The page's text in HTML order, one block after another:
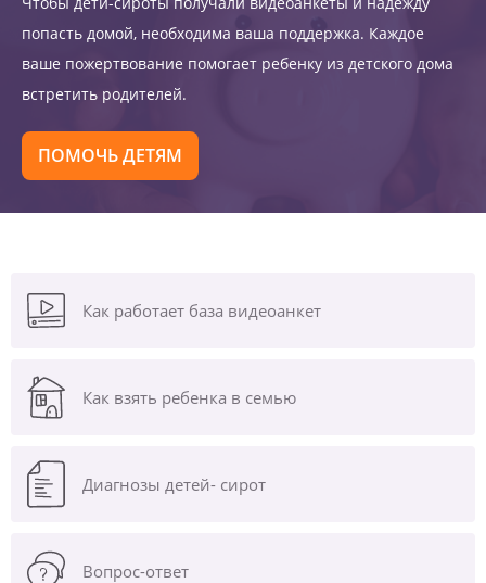
попасть домой, необходима ваша поддержка. Каждое
ваше пожертвование помогает ребенку из детского дома
встретить родителей.
ПОМОЧЬ ДЕТЯМ
Как работает база видеоанкет
Как взять ребенка в семью
Диагнозы детей- сирот
Вопрос-ответ